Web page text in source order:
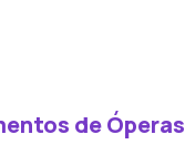
de Óperas